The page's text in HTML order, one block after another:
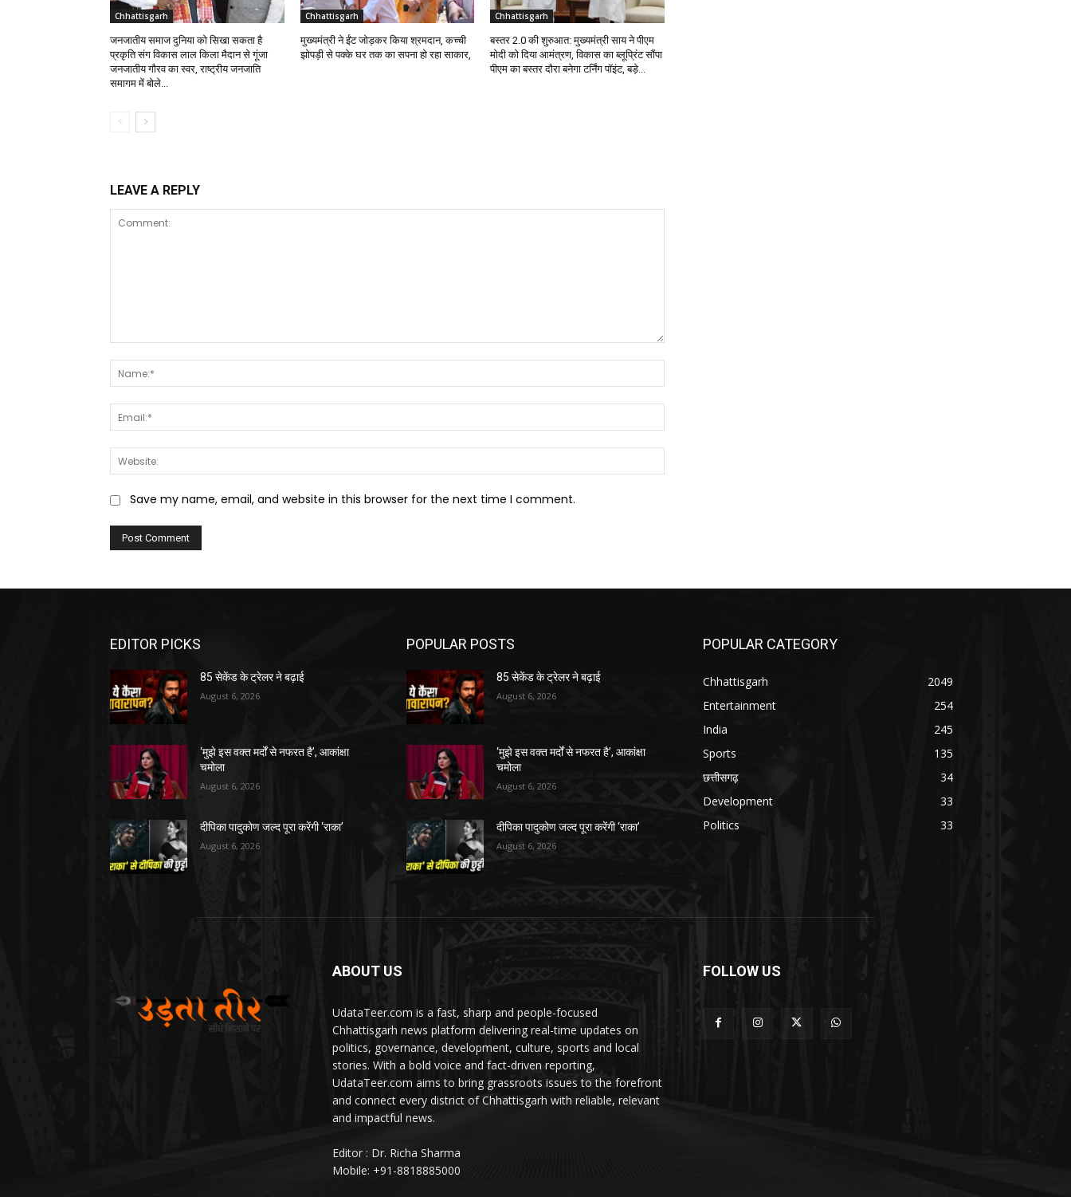
Chhattisgarh
जनजातीय समाज दुनिया को सिखा सकता है
प्रकृति संग विकास लाल किला मैदान से गूंजा
जनजातीय गौरव का स्वर, राष्ट्रीय जनजाति
समागम में बोले...
Chhattisgarh
मुख्यमंत्री ने ईंट जोड़कर किया श्रमदान, कच्ची
झोपड़ी से पक्के घर तक का सपना हो रहा साकार,
Chhattisgarh
बस्तर 2.0 की शुरुआत: मुख्यमंत्री साय ने पीएम
मोदी को दिया आमंत्रण, विकास का ब्लूप्रिंट सौंपा
पीएम का बस्तर दौरा बनेगा टर्निंग पॉइंट, बड़े...
LEAVE A REPLY
Save my name, email, and website in this browser for the next time I comment.
EDITOR PICKS
85 सेकेंड के ट्रेलर ने बढ़ाई
August 6, 2026
‘मुझे इस वक्त मर्दों से नफरत है’, आकांक्षा
चमोला
August 6, 2026
दीपिका पादुकोण जल्द पूरा करेंगी ‘राका’
August 6, 2026
POPULAR POSTS
85 सेकेंड के ट्रेलर ने बढ़ाई
August 6, 2026
‘मुझे इस वक्त मर्दों से नफरत है’, आकांक्षा
चमोला
August 6, 2026
दीपिका पादुकोण जल्द पूरा करेंगी ‘राका’
August 6, 2026
POPULAR CATEGORY
Chhattisgarh
2049
Entertainment
254
India
245
Sports
135
छत्तीसगढ़
34
Development
33
Politics
33
ABOUT US
UdataTeer.com is a fast, sharp and people-focused
Chhattisgarh news platform delivering real-time updates on
politics, governance, development, culture, sports and local
stories. With a bold voice and fact-driven reporting,
UdataTeer.com aims to bring grassroots issues to the forefront
and connect every district of Chhattisgarh with reliable, relevant
and impactful news.
Editor : Dr. Richa Sharma
Mobile: +91-8818885000
FOLLOW US